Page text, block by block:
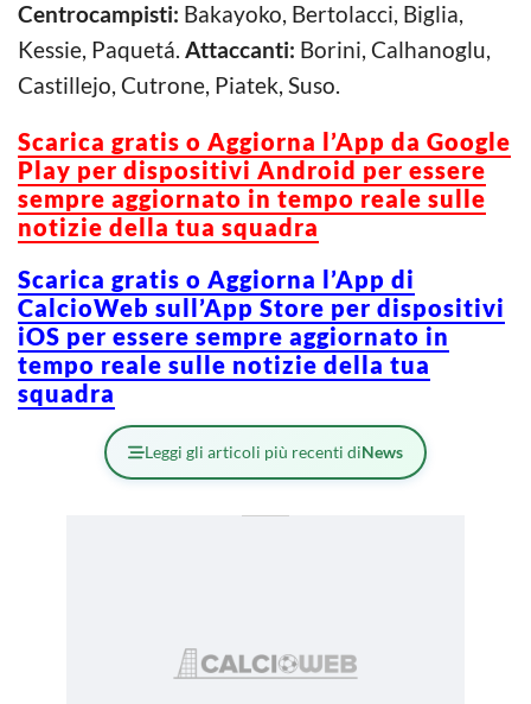
Centrocampisti: Bakayoko, Bertolacci, Biglia,
Kessie, Paquetá. Attaccanti: Borini, Calhanoglu,
Castillejo, Cutrone, Piatek, Suso.
Scarica gratis o Aggiorna l’App da Google
Play per dispositivi Android per essere
sempre aggiornato in tempo reale sulle
notizie della tua squadra
Scarica gratis o Aggiorna l’App di
CalcioWeb sull’App Store per dispositivi
iOS per essere sempre aggiornato in
tempo reale sulle notizie della tua
squadra
Leggi gli articoli più recenti diNews